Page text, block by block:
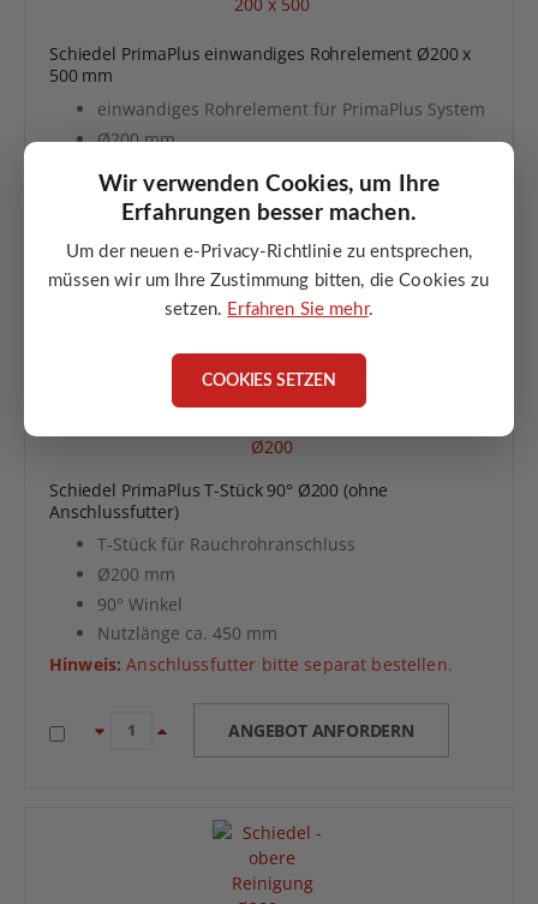
Wir verwenden Cookies, um Ihre
Erfahrungen besser machen.
Um der neuen e-Privacy-Richtlinie zu entsprechen,
müssen wir um Ihre Zustimmung bitten, die Cookies zu
setzen. Erfahren Sie mehr.
COOKIES SETZEN
Schiedel PrimaPlus einwandiges Rohrelement Ø200 x
500 mm
einwandiges Rohrelement für PrimaPlus System
Ø200 mm
Nutzlänge ca. 450 mm
ideal für mittlere Längenausgleiche
ANGEBOT ANFORDERN
Schiedel PrimaPlus T-Stück 90° Ø200 (ohne
Anschlussfutter)
T-Stück für Rauchrohranschluss
Ø200 mm
90° Winkel
Nutzlänge ca. 450 mm
Hinweis: Anschlussfutter bitte separat bestellen.
ANGEBOT ANFORDERN